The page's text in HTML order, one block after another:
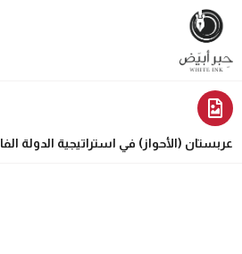
عربستان (الأحواز) في استراتيجية الدولة